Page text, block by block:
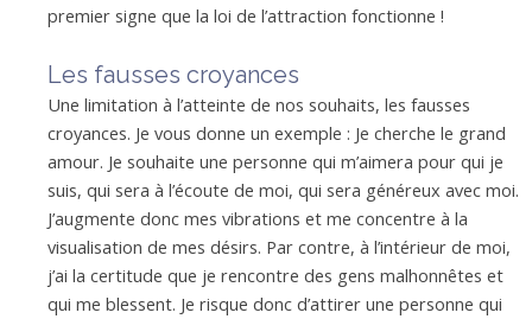
premier signe que la loi de l’attraction fonctionne !
Les fausses croyances
Une limitation à l’atteinte de nos souhaits, les fausses
croyances. Je vous donne un exemple : Je cherche le grand
amour. Je souhaite une personne qui m’aimera pour qui je
suis, qui sera à l’écoute de moi, qui sera généreux avec moi.
J’augmente donc mes vibrations et me concentre à la
visualisation de mes désirs. Par contre, à l’intérieur de moi,
j’ai la certitude que je rencontre des gens malhonnêtes et
qui me blessent. Je risque donc d’attirer une personne qui